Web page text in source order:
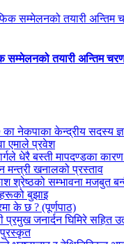
सम्मेलनको तयारी अन्तिम
का नेकपाका केन्द्रीय सदस्य
एमाले प्रवेश
धेरै बस्ती मापदण्डका कारण
मन्त्री खनालको प्रस्ताव
श्रेष्ठको सम्भावना मजबुत
बुझाइ
के छ ? (पूर्णपाठ)
प्रमुख जनार्दन घिमिरे सहित